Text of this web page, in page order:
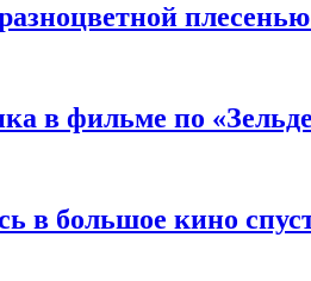
в фильме по
в большое кино